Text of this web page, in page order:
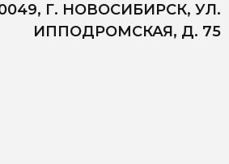
Г. НОВОСИБИРСК, УЛ.
ИППОДРОМСКАЯ, Д. 75